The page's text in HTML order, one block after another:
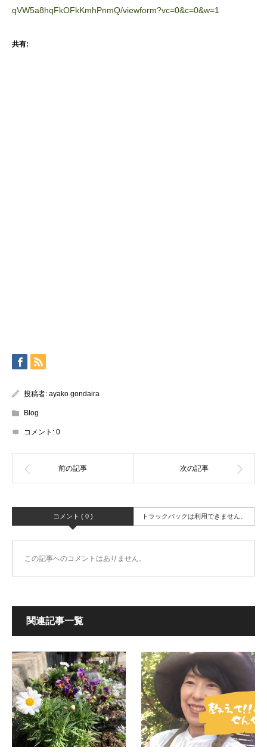
qVW5a8hqFkOFkKmhPnmQ/viewform?vc=0&c=0&w=1
共有:
投稿者: ayako gondaira
Blog
コメント: 0
コメント ( 0 ) トラックバックは利用できません。
この記事へのコメントはありません。
関連記事一覧